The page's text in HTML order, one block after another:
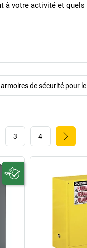
à votre activité et
armoires de sécurité pour
3 4